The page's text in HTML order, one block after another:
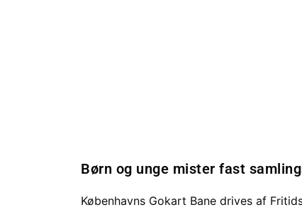
Børn og unge mister fast
Københavns Gokart Bane drives af